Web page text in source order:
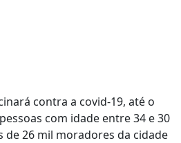
contra a covid-19, até o
com idade entre 34 e 30
de 26 mil moradores da cidade